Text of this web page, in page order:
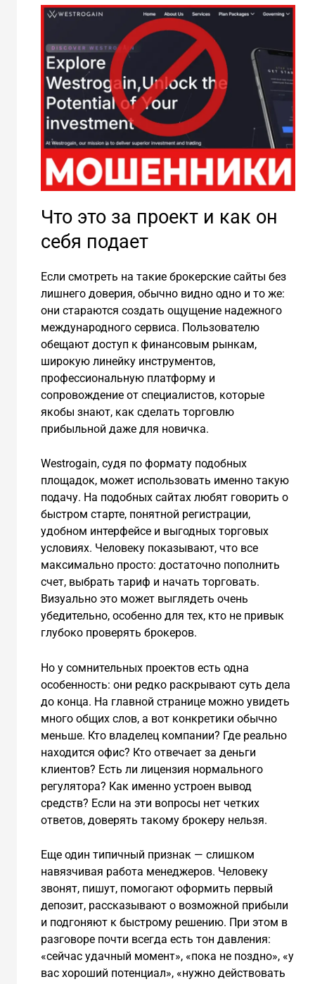
Что это за проект и как он
себя подает
Если смотреть на такие брокерские сайты без
лишнего доверия, обычно видно одно и то же:
они стараются создать ощущение надежного
международного сервиса. Пользователю
обещают доступ к финансовым рынкам,
широкую линейку инструментов,
профессиональную платформу и
сопровождение от специалистов, которые
якобы знают, как сделать торговлю
прибыльной даже для новичка.
Westrogain, судя по формату подобных
площадок, может использовать именно такую
подачу. На подобных сайтах любят говорить о
быстром старте, понятной регистрации,
удобном интерфейсе и выгодных торговых
условиях. Человеку показывают, что все
максимально просто: достаточно пополнить
счет, выбрать тариф и начать торговать.
Визуально это может выглядеть очень
убедительно, особенно для тех, кто не привык
глубоко проверять брокеров.
Но у сомнительных проектов есть одна
особенность: они редко раскрывают суть дела
до конца. На главной странице можно увидеть
много общих слов, а вот конкретики обычно
меньше. Кто владелец компании? Где реально
находится офис? Кто отвечает за деньги
клиентов? Есть ли лицензия нормального
регулятора? Как именно устроен вывод
средств? Если на эти вопросы нет четких
ответов, доверять такому брокеру нельзя.
Еще один типичный признак — слишком
навязчивая работа менеджеров. Человеку
звонят, пишут, помогают оформить первый
депозит, рассказывают о возможной прибыли
и подгоняют к быстрому решению. При этом в
разговоре почти всегда есть тон давления:
«сейчас удачный момент», «пока не поздно», «у
вас хороший потенциал», «нужно действовать